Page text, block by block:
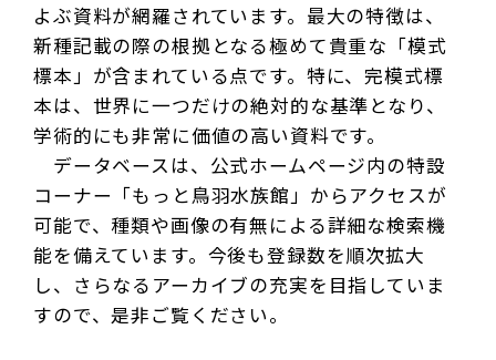
よぶ資料が網羅されています。最大の特徴は、
新種記載の際の根拠となる極めて貴重な「模式
標本」が含まれている点です。特に、完模式標
本は、世界に一つだけの絶対的な基準となり、
学術的にも非常に価値の高い資料です。
データベースは、公式ホームページ内の特設
コーナー「もっと鳥羽水族館」からアクセスが
可能で、種類や画像の有無による詳細な検索機
能を備えています。今後も登録数を順次拡大
し、さらなるアーカイブの充実を目指していま
すので、是非ご覧ください。